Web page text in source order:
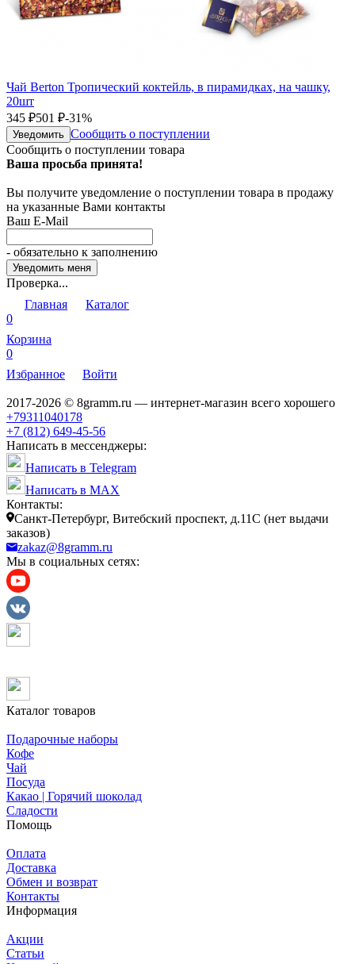
Чай Berton Тропический коктейль, в пирамидках, на чашку,
20шт
345 ₽501 ₽-31%
Уведомить Сообщить о поступлении
Сообщить о поступлении товара
Ваша просьба принята!
Вы получите уведомление о поступлении товара в продажу
на указанные Вами контакты
Ваш E-Mail
- обязательно к заполнению
Проверка...
Главная
Каталог
0
Корзина
0
Избранное
Войти
2017-2026 © 8gramm.ru — интернет-магазин всего хорошего
+79311040178
+7 (812) 649-45-56
Написать в мессенджеры:
Написать в Telegram
Написать в MAX
Контакты:
Санкт-Петербург, Витебский проспект, д.11С (нет выдачи
заказов)
zakaz@8gramm.ru
Мы в социальных сетях:
Каталог товаров
Подарочные наборы
Кофе
Чай
Посуда
Какао | Горячий шоколад
Сладости
Помощь
Оплата
Доставка
Обмен и возврат
Контакты
Информация
Акции
Статьи